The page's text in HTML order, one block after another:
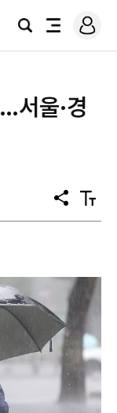
검
전
로
그
서울·경
공
유
텍
스